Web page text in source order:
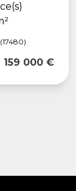
159 000 €